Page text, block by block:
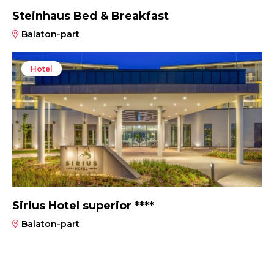
Steinhaus Bed & Breakfast
Balaton-part
Hotel
Sirius Hotel superior ****
Balaton-part